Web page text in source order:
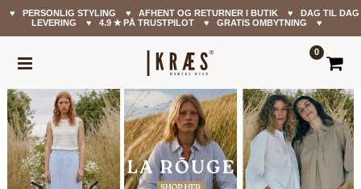
♥ PERSONLIG STYLING ♥ AFHENT OG RETURNER I BUTIK ♥ DAG TIL DAG
LEVERING ♥ 4.9 ✭ PÅ TRUSTPILOT ♥ GRATIS OMBYTNING ♥
0